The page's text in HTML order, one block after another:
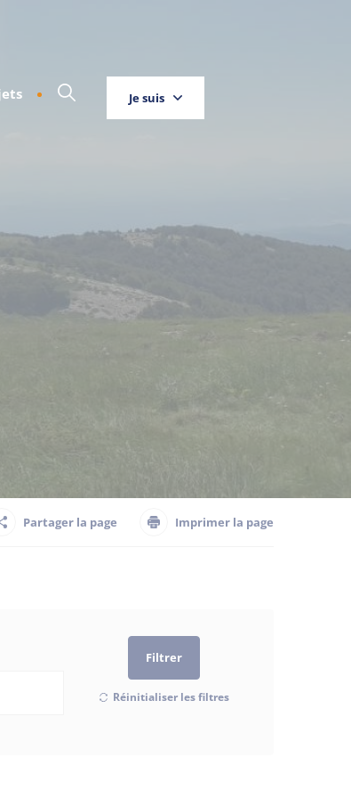
Je suis
Partager la page Imprimer la page
Filtrer
Réinitialiser les filtres